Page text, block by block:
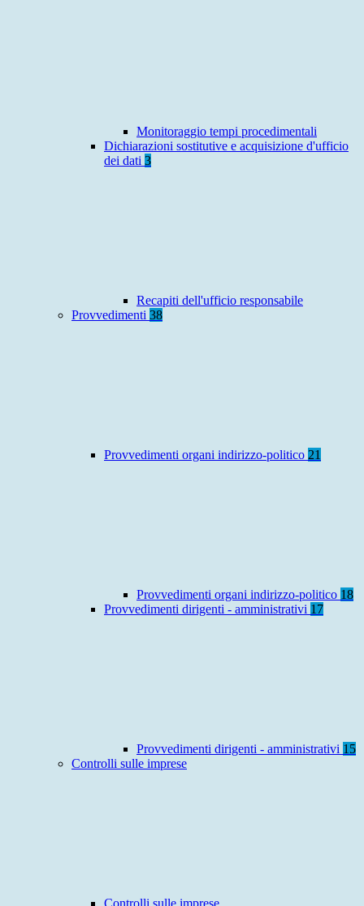
Monitoraggio tempi procedimentali
Dichiarazioni sostitutive e acquisizione d'ufficio
dei dati 3
Recapiti dell'ufficio responsabile
Provvedimenti 38
Provvedimenti organi indirizzo-politico 21
Provvedimenti organi indirizzo-politico 18
Provvedimenti dirigenti - amministrativi 17
Provvedimenti dirigenti - amministrativi 15
Controlli sulle imprese